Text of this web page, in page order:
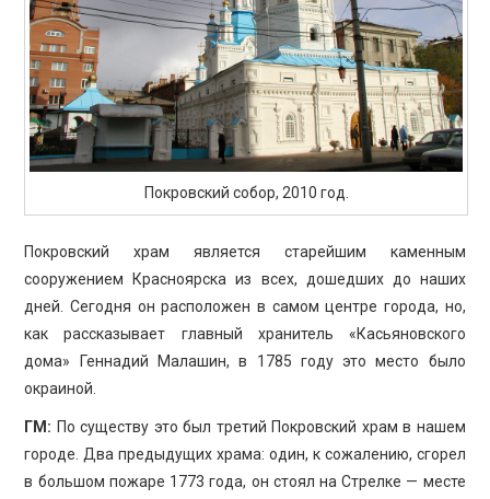
Покровский собор, 2010 год.
Покровский храм является старейшим каменным
сооружением Красноярска из всех, дошедших до наших
дней. Сегодня он расположен в самом центре города, но,
как рассказывает главный хранитель «Касьяновского
дома» Геннадий Малашин, в 1785 году это место было
окраиной.
ГМ: По существу это был третий Покровский храм в нашем
городе. Два предыдущих храма: один, к сожалению, сгорел
в большом пожаре 1773 года, он стоял на Стрелке — месте